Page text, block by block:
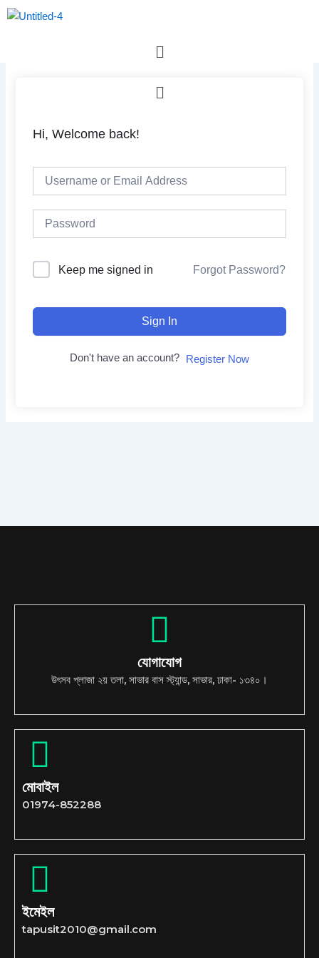
Skip
Menu
Menu
Hi, Welcome back!
Keep me signed in Forgot Password?
Sign In
Don't have an account? Register Now
যোগাযোগ
উৎসব প্লাজা ২য় তলা, সাভার বাস স্ট্যান্ড, সাভার, ঢাকা- ১৩৪০।
মোবাইল
01974-852288
ইমেইল
tapusit2010@gmail.com